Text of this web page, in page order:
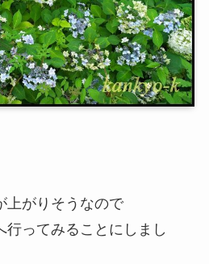
上がりそうなので
行ってみることにしまし